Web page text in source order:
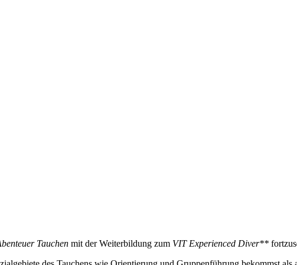
Tauchen mit der Weiterbildung zum VIT Experienced Diver**